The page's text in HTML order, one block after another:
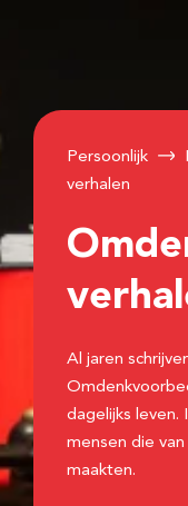
Persoonlijk
verhalen
Al jaren
dagelijks leven.
mensen die
maakten.